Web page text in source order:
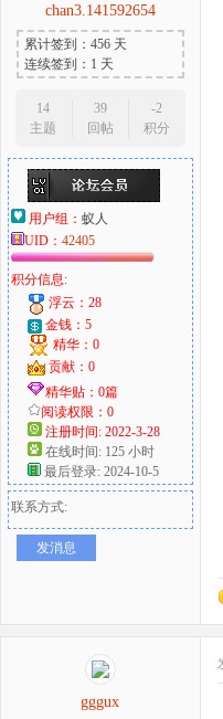
chan3.141592654
累计签到：456 天
连续签到：1 天
14
主题
39
回帖
-2
积分
用户组： 蚁人
UID： 42405
积分信息:
浮云：28
金钱：5
精华：0
贡献：0
精华贴：0篇
阅读权限：0
注册时间: 2022-3-28
在线时间: 125 小时
最后登录: 2024-10-5
联系方式:
发消息
gggux